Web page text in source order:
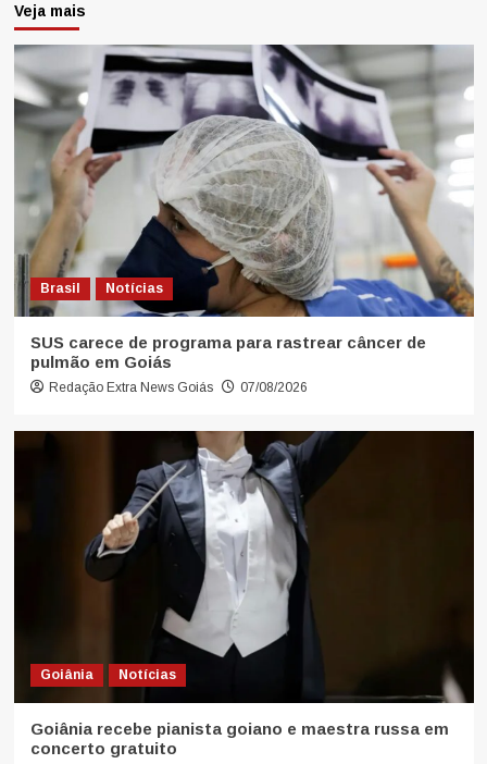
Veja mais
Brasil Notícias
SUS carece de programa para rastrear câncer de
pulmão em Goiás
Redação Extra News Goiás 07/08/2026
Goiânia Notícias
Goiânia recebe pianista goiano e maestra russa em
concerto gratuito